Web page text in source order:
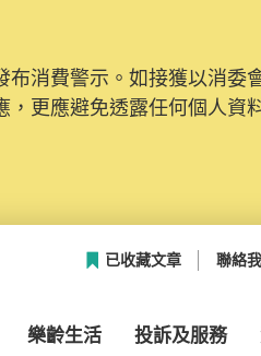
消費警示。如接獲以消委
更應避免透露任何個人資
已收藏文章 聯絡
樂齡生活 投訴及服務